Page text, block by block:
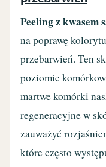
Peeling z kwasem
na poprawę
przebarwień. Ten
poziomie
martwe komórki
regeneracyjne w
zauważyć
które często